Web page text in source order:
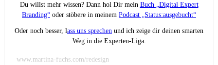
Du willst mehr wissen? Dann hol Dir mein Buch „Digital Expert
Branding“ oder stöbere in meinem Podcast „Status:ausgebucht“
Oder noch besser, lass uns sprechen und ich zeige dir deinen smarten
Weg in die Experten-Liga.
www.martina-fuchs.com/redesign